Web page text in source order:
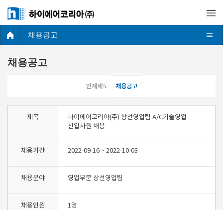
채용공고
채용공고
인재제도 채용공고
제목
하이에어코리아(주) 상선영업팀 A/C기술영업
신입사원 채용
채용기간 2022-09-16 ~ 2022-10-03
채용분야 영업부문 상선영업팀
채용인원 1명